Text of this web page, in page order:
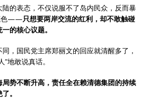
的表态，不仅说服不了岛内民众，反而暴
色——只想要两岸交流的红利，却不敢触碰
的核心议题。
，国民党主席郑丽文的回应就清醒多了，
地敢说真话。
势不断升高，责任全在赖清德集团的持续
。